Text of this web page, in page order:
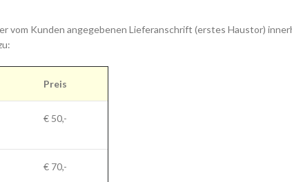
vom Kunden angegebenen Lieferanschrift (erstes Haustor)
Preis
€ 50,-
€ 70,-